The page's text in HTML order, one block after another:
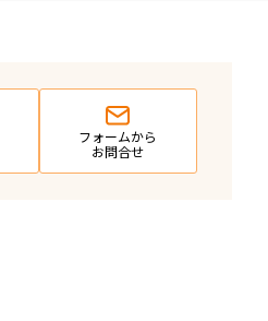
フォームから
お問合せ